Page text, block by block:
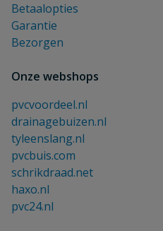
Betaalopties
Garantie
Bezorgen
Onze webshops
pvcvoordeel.nl
drainagebuizen.nl
tyleenslang.nl
pvcbuis.com
schrikdraad.net
haxo.nl
pvc24.nl